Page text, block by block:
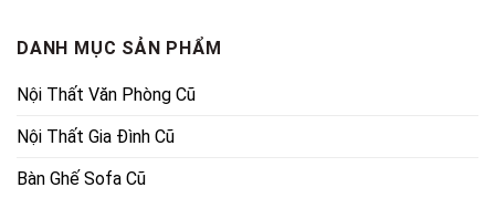
DANH MỤC SẢN PHẨM
Nội Thất Văn Phòng Cũ
Nội Thất Gia Đình Cũ
Bàn Ghế Sofa Cũ